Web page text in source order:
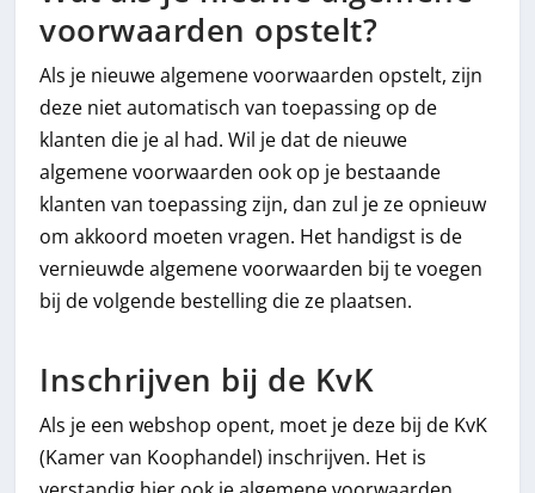
voorwaarden opstelt?
Als je nieuwe algemene voorwaarden opstelt, zijn
deze niet automatisch van toepassing op de
klanten die je al had. Wil je dat de nieuwe
algemene voorwaarden ook op je bestaande
klanten van toepassing zijn, dan zul je ze opnieuw
om akkoord moeten vragen. Het handigst is de
vernieuwde algemene voorwaarden bij te voegen
bij de volgende bestelling die ze plaatsen.
Inschrijven bij de KvK
Als je een webshop opent, moet je deze bij de KvK
(Kamer van Koophandel) inschrijven. Het is